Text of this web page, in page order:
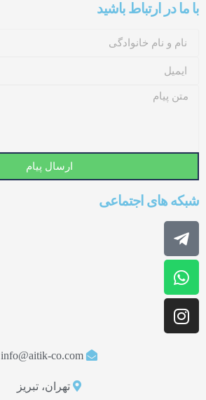
با ما در ارتباط باشید
ارسال پیام
شبکه های اجتماعی
info@aitik-co.com
تهران، تبریز